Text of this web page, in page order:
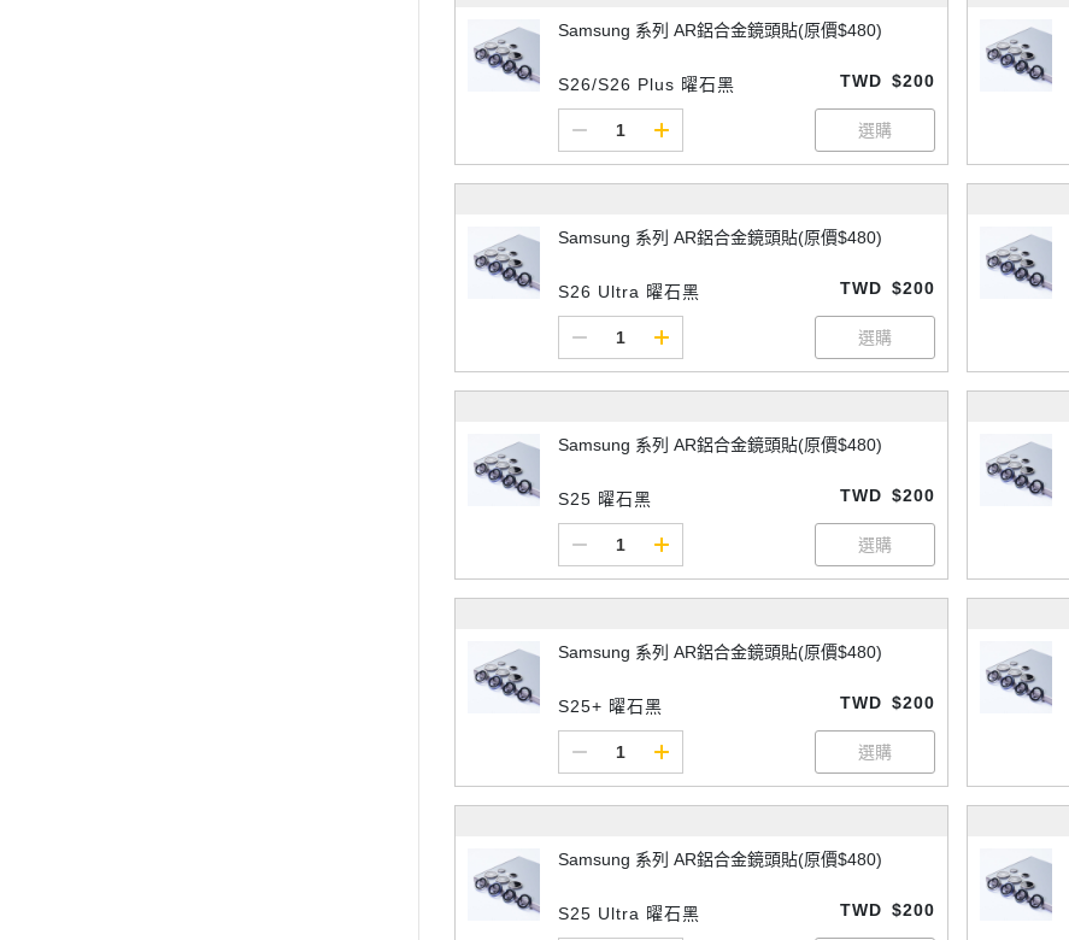
Samsung 系列 AR鋁合金鏡頭貼(原價$480)
S26/S26 Plus 曜石黑 TWD $200
Samsung 系列 AR鋁合金鏡頭貼(原價$480)
S26 Ultra 曜石黑 TWD $200
Samsung 系列 AR鋁合金鏡頭貼(原價$480)
S25 曜石黑 TWD $200
Samsung 系列 AR鋁合金鏡頭貼(原價$480)
S25+ 曜石黑 TWD $200
Samsung 系列 AR鋁合金鏡頭貼(原價$480)
S25 Ultra 曜石黑 TWD $200